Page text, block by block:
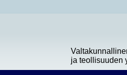
ja teollisuuden